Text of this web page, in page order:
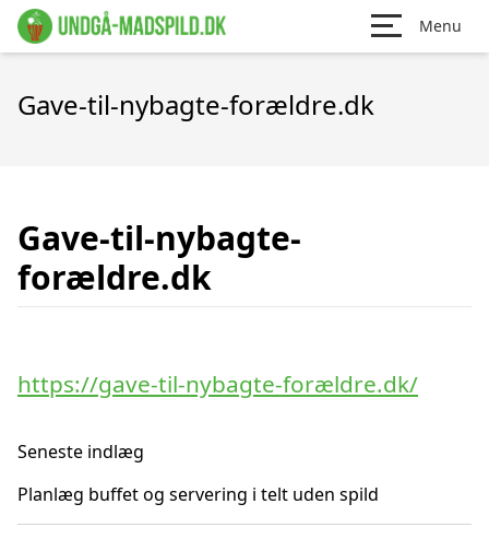
Menu
Gave-til-nybagte-forældre.dk
Gave-til-nybagte-
forældre.dk
https://gave-til-nybagte-forældre.dk/
Seneste indlæg
Planlæg buffet og servering i telt uden spild